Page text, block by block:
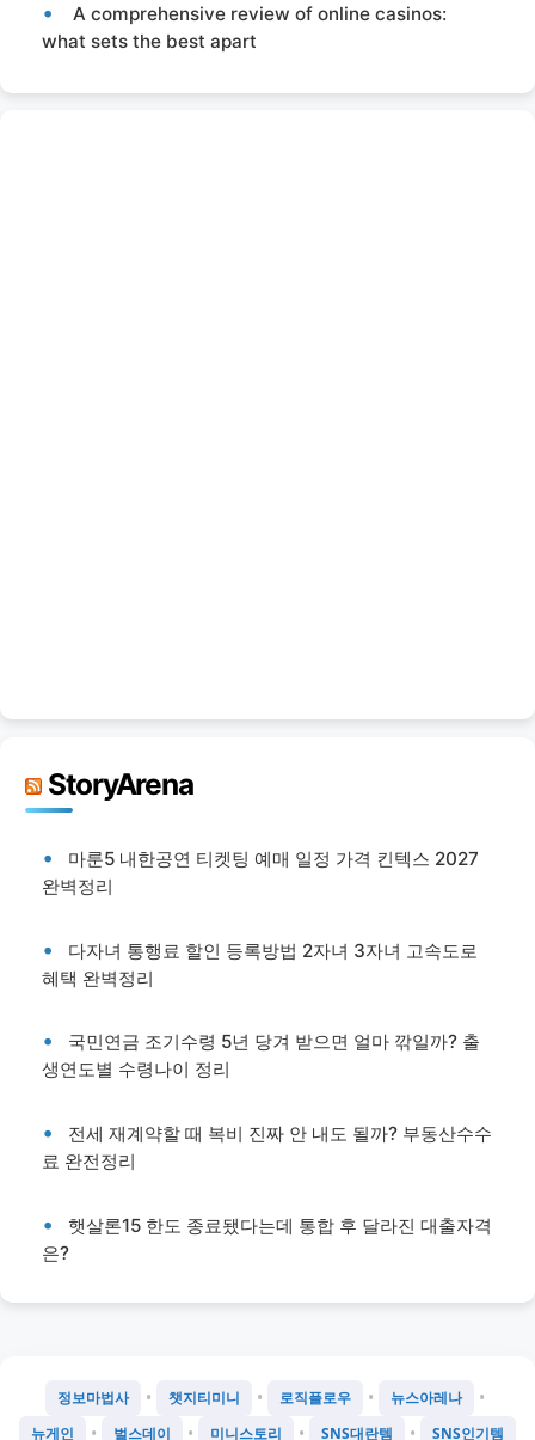
A comprehensive review of online casinos:
what sets the best apart
StoryArena
마룬5 내한공연 티켓팅 예매 일정 가격 킨텍스 2027
완벽정리
다자녀 통행료 할인 등록방법 2자녀 3자녀 고속도로
혜택 완벽정리
국민연금 조기수령 5년 당겨 받으면 얼마 깎일까? 출
생연도별 수령나이 정리
전세 재계약할 때 복비 진짜 안 내도 될까? 부동산수수
료 완전정리
햇살론15 한도 종료됐다는데 통합 후 달라진 대출자격
은?
정보마법사 • 챗지티미니 • 로직플로우 • 뉴스아레나 •
뉴게인 • 벌스데이 • 미니스토리 • SNS대란템 • SNS인기템